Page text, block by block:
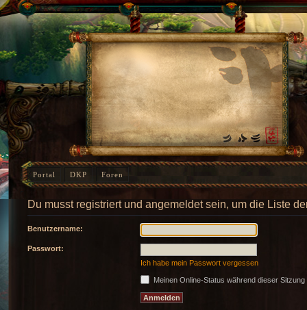
Portal DKP Foren
Du musst registriert und angemeldet sein, um die Liste
Benutzername:
Passwort:
Ich habe mein Passwort vergessen
Meinen Online-Status während dieser